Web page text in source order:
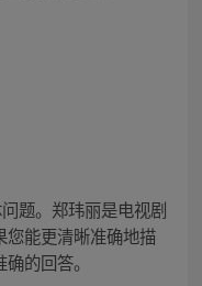
题。郑玮丽是电视剧
您能更清晰准确地描
的回答。